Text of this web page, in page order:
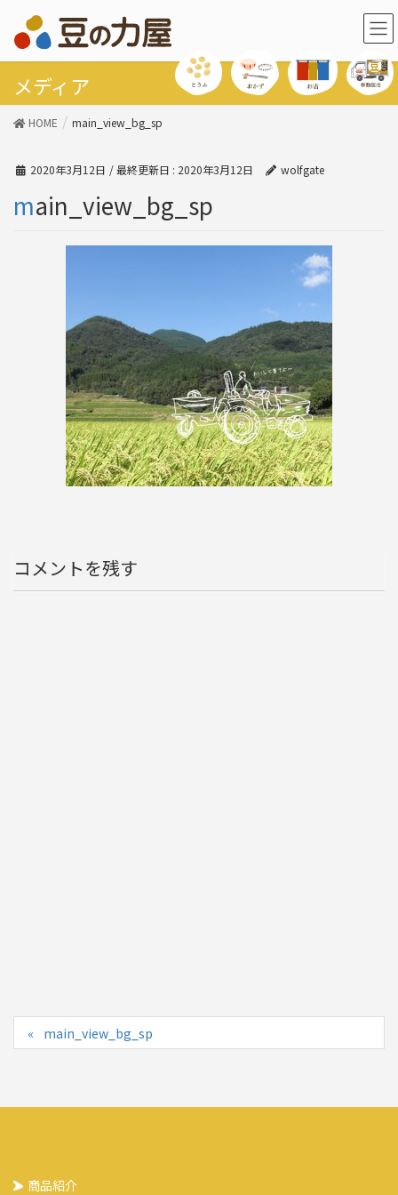
メディア
HOME main_view_bg_sp
2020年3月12日 / 最終更新日 : 2020年3月12日 wolfgate
main_view_bg_sp
コメントを残す
main_view_bg_sp
商品紹介